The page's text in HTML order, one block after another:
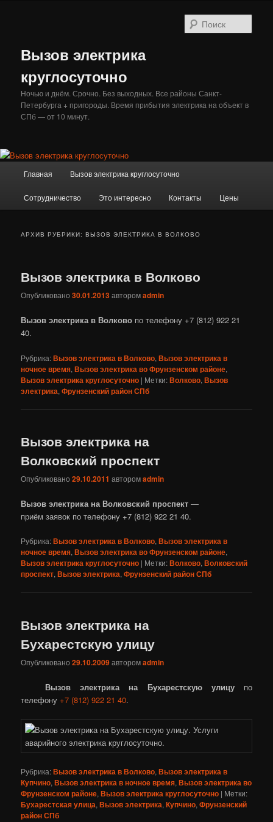
Вызов электрика
круглосуточно
Ночью и днём. Срочно. Без выходных. Все районы Санкт-
Петербурга + пригороды. Время прибытия электрика на объект в
СПб — от 10 минут.
Главная Вызов электрика круглосуточно
Сотрудничество Это интересно Контакты Цены
АРХИВ РУБРИКИ:ВЫЗОВ ЭЛЕКТРИКА В ВОЛКОВО
Вызов электрика в Волково
Опубликовано30.01.2013авторомadmin
Вызов электрика в Волково по телефону +7 (812) 922 21
40.
Рубрика:Вызов электрика в Волково,Вызов электрика в
ночное время,Вызов электрика во Фрунзенском районе,
Вызов электрика круглосуточно | Метки:Волково,Вызов
электрика,Фрунзенский район СПб
Вызов электрика на
Волковский проспект
Опубликовано29.10.2011 авторомadmin
Вызов электрика на Волковский проспект —
приём заявок по телефону +7 (812) 922 21 40.
Рубрика:Вызов электрика в Волково,Вызов электрика в
ночное время,Вызов электрика во Фрунзенском районе,
Вызов электрика круглосуточно | Метки:Волково,Волковский
проспект,Вызов электрика,Фрунзенский район СПб
Вызов электрика на
Бухарестскую улицу
Опубликовано29.10.2009авторомadmin
Вызов электрика на Бухарестскую улицупо
телефону +7 (812) 922 21 40.
Рубрика:Вызов электрика в Волково,Вызов электрика в
Купчино,Вызов электрика в ночное время,Вызов электрика во
Фрунзенском районе,Вызов электрика круглосуточно | Метки:
Бухарестская улица,Вызов электрика,Купчино,Фрунзенский
район СПб